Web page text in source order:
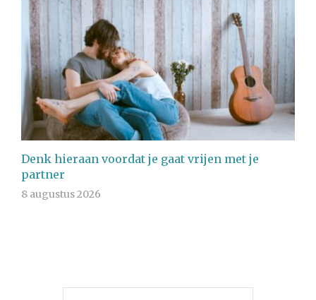
Denk hieraan voordat je gaat vrijen met je
partner
8 augustus 2026